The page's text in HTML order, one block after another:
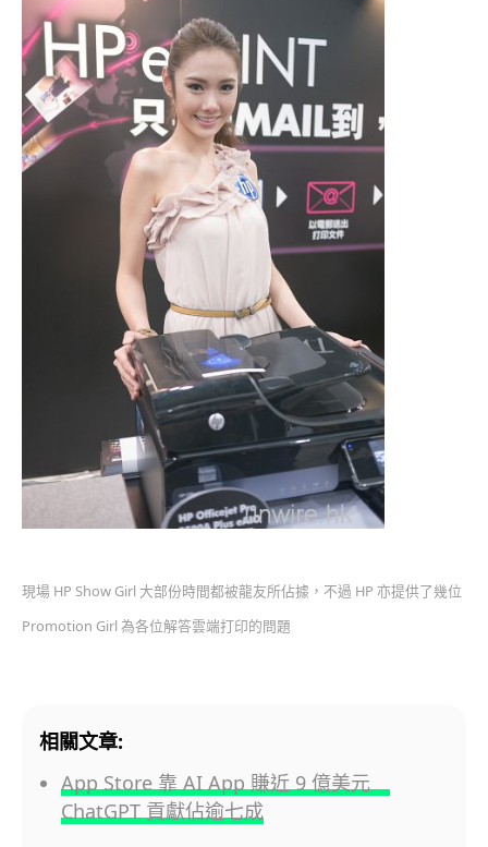
現場 HP Show Girl 大部份時間都被龍友所佔據，不過 HP 亦提供了幾位
Promotion Girl 為各位解答雲端打印的問題
相關文章:
App Store 靠 AI App 賺近 9 億美元
ChatGPT 貢獻佔逾七成